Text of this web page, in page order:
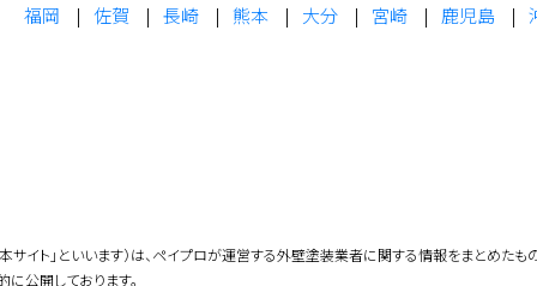
福岡
佐賀 長崎 熊本 大分 宮崎 鹿児島
サイト」といいます）は、ペイプロが運営する外壁塗装業者に関する情報をまとめたも
公開しております。